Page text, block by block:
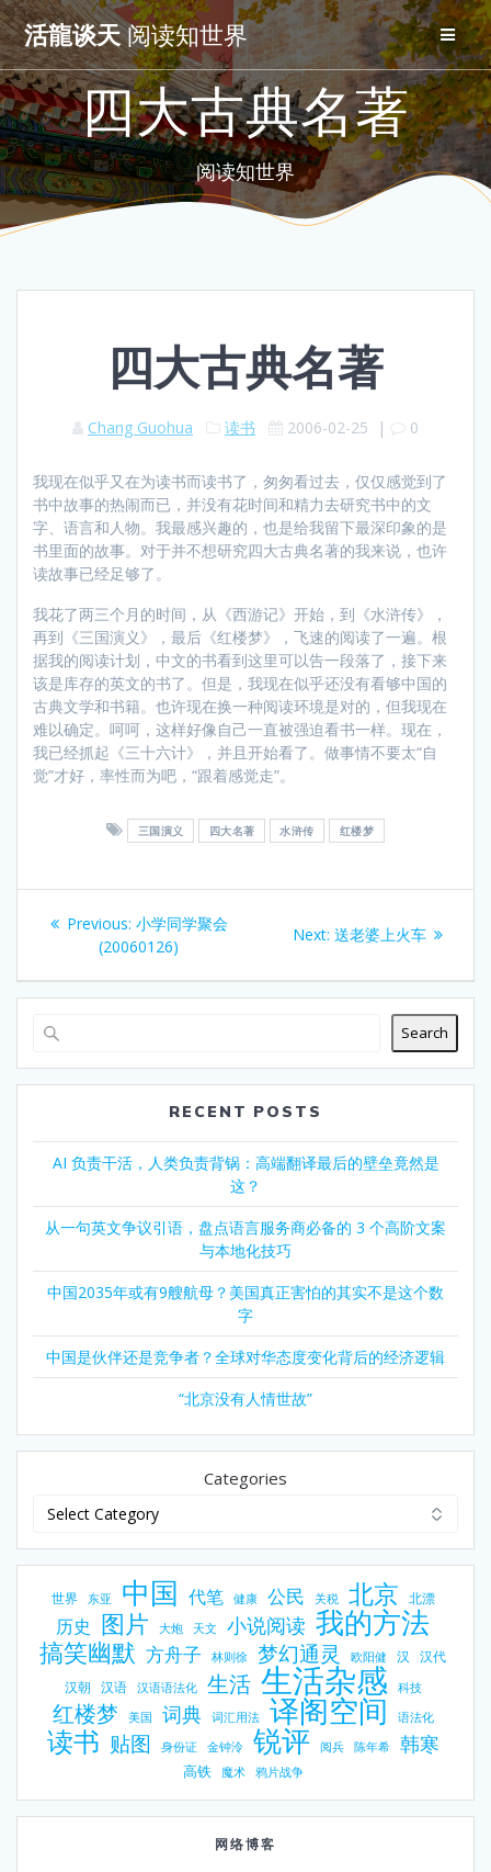
Skip
to
content
活龍谈天阅读知世界
四大古典名著
阅读知世界
四大古典名著
Chang Guohua 读书 2006-02-25 | 0
我现在似乎又在为读书而读书了，匆匆看过去，仅仅感觉到了
书中故事的热闹而已，并没有花时间和精力去研究书中的文
字、语言和人物。我最感兴趣的，也是给我留下最深印象的是
书里面的故事。对于并不想研究四大古典名著的我来说，也许
读故事已经足够了。
我花了两三个月的时间，从《西游记》开始，到《水浒传》，
再到《三国演义》，最后《红楼梦》，飞速的阅读了一遍。根
据我的阅读计划，中文的书看到这里可以告一段落了，接下来
该是库存的英文的书了。但是，我现在似乎还没有看够中国的
古典文学和书籍。也许现在换一种阅读环境是对的，但我现在
难以确定。呵呵，这样好像自己一直被强迫看书一样。现在，
我已经抓起《三十六计》，并且开始看了。做事情不要太“自
觉”才好，率性而为吧，“跟着感觉走”。
三国演义 四大名著 水浒传 红楼梦
Post
navigation
Previous: Previous
post:
小学同学聚会
(20060126)
Next: Next
送老婆上火车
Search
RECENT POSTS
AI 负责干活，人类负责背锅：高端翻译最后的壁垒竟然是
这？
从一句英文争议引语，盘点语言服务商必备的 3 个高阶文案
与本地化技巧
中国2035年或有9艘航母？美国真正害怕的其实不是这个数
字
中国是伙伴还是竞争者？全球对华态度变化背后的经济逻辑
“北京没有人情世故”
Categories
世界 东亚 中国 代笔 健康 公民 关税 北京 北漂
历史 图片 大炮 天文 小说阅读 我的方法
搞笑幽默 方舟子 林则徐 梦幻通灵 欧阳健 汉 汉代
汉朝 汉语 汉语语法化 生活 生活杂感 科技
红楼梦 美国 词典 词汇用法 译阁空间 语法化
读书 贴图 身份证 金钟泠 锐评 阅兵 陈年希 韩寒
高铁 魔术 鸦片战争
网络博客